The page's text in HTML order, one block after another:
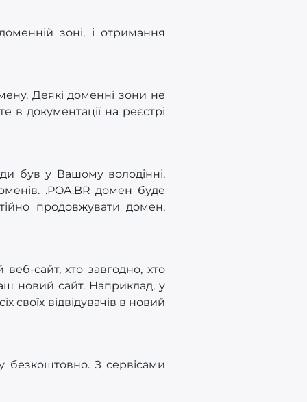
зоні, і отримання
Деякі доменні зони не
в документації на реєстрі
був у Вашому володінні,
.POA.BR домен буде
продовжувати домен,
сайт, хто завгодно, хто
новий сайт. Наприклад, у
своїх відвідувачів в новий
безкоштовно. З сервісами